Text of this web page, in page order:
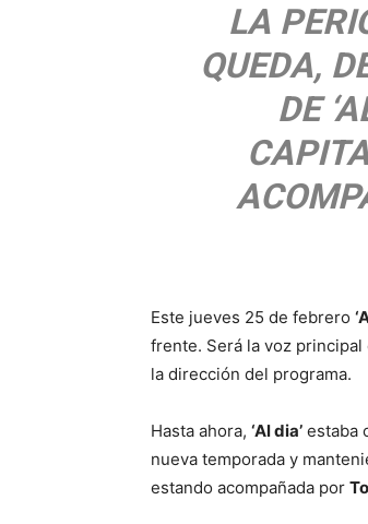
LA
QUEDA,
DE
Este jueves 25 de febrero
frente. Será la voz
la dirección del programa.
Hasta ahora, ‘Al dia’ estaba
nueva temporada y
estando acompañada por